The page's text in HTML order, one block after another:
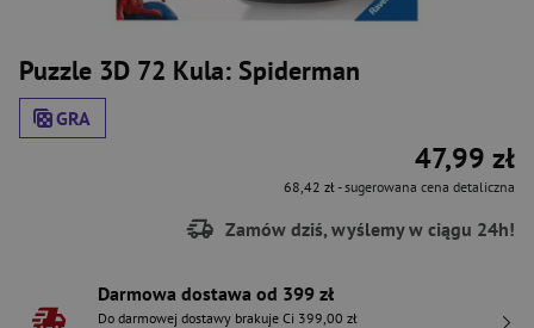
Puzzle 3D 72 Kula: Spiderman
GRA
47,99 zł
68,42 zł- sugerowana cena detaliczna
Zamów dziś, wyślemy w ciągu 24h!
Darmowa dostawa od 399 zł
Do darmowej dostawy brakuje Ci 399,00 zł